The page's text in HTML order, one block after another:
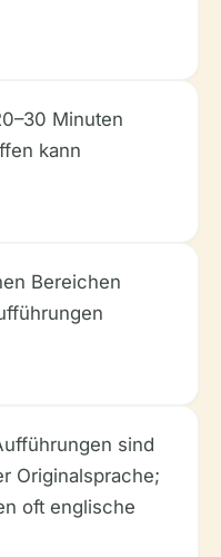
Minuten
kann
Bereichen
sind
Originalsprache;
oft englische